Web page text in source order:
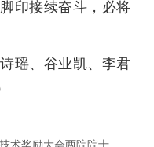
印接续奋斗，必将
、谷业凯、李君